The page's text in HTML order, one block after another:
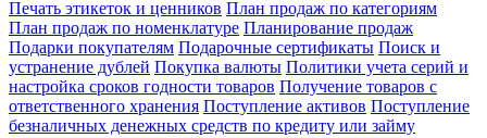
Печать этикеток и ценников План продаж по категориям
План продаж по номенклатуре Планирование продаж
Подарки покупателям Подарочные сертификаты Поиск и
устранение дублей Покупка валюты Политики учета серий и
настройка сроков годности товаров Получение товаров с
ответственного хранения Поступление активов Поступление
безналичных денежных средств по кредиту или займу